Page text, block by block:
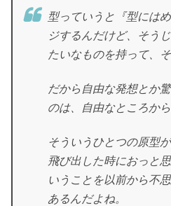
型っていうと『型には
ジするんだけど、そう
たいなものを持って、
だから自由な発想とか
のは、自由なところか
そういうひとつの原型
飛び出した時におっと
いうことを以前から不
あるんだよね。